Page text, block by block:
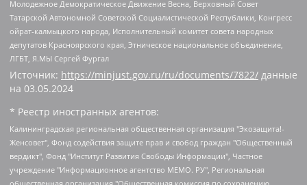
Молодежное Демократическое Движение Весна, Верховный Совет
Татарской Автономной Советской Социалистической Республики, Конгресс
ойрат-калмыцкого народа, Исполнительный комитет совета народных
депутатов Красноярского края, Этническое национальное объединение,
ЛГБТ, Я.МЫ Сергей Фургал
Источник: https://minjust.gov.ru/ru/documents/7822/ данные
на 03.05.2024
* Реестр иностранных агентов:
Калининградская региональная общественная организация "Экозащита!-Женсовет", Фонд содействия защите прав и свобод граждан "Общественный вердикт", Фонд "Институт Развития Свободы Информации", Частное учреждение "Информационное агентство МЕМО. РУ", Региональная общественная организация "Общественная комиссия по сохранению наследия академика Сахарова", Фонд поддержки свободы прессы, Санкт-Петербургская общественная правозащитная организация "Гражданский контроль", Межрегиональная общественная организация "Информационно-просветительский центр "Мемориал", Региональный Фонд "Центр Защиты Прав Средств Массовой Информации", с 05.12.2023 Фонд "Центр Защиты Прав Средств массовой информации", Региональная общественная благотворительная организация помощи беженцам и мигрантам "Гражданское содействие", Негосударственное образовательное учреждение дополнительного профессионального образования (повышение квалификации) специалистов "АКАДЕМИЯ ПО ПРАВАМ ЧЕЛОВЕКА", Свердловская региональная общественная организация "Сутяжник", Автономная некоммерческая организация "Центр независимых социологических исследований", Союз общественных объединений "Российский исследовательский центр по правам человека", Региональное общественное учреждение научно-информационный центр "МЕМОРИАЛ", Некоммерческая организация "Фонд защиты гласности", Автономная некоммерческая организация "Институт прав человека", Городская общественная организация "Екатеринбургское общество "МЕМОРИАЛ", Городская общественная организация "Рязанское историко-просветительское и правозащитное общество "Мемориал" (Рязанский Мемориал), Челябинский региональный орган общественной самодеятельности – женское общественное объединение "Женщины Евразии", Челябинский региональный орган общественной самодеятельности "Уральская правозащитная группа", Фонд содействия защите здоровья и социальной справедливости имени Андрея Рылькова, Автономная Некоммерческая Организация "Аналитический Центр Юрия Левады", Автономная некоммерческая организация социальной поддержки населения "Проект Апрель", Региональная общественная организация помощи женщинам и детям, находящимся в кризисной ситуации "Информационно-методический центр "Анна", Фонд содействия развитию массовых коммуникаций и правовому просвещению "Так-так-Так", Фонд содействия устойчивому развитию "Серебряная тайга", Свердловский региональный общественный фонд социальных проектов "Новое время", "Idel.Реалии", Кавказ.Реалии, Крым.Реалии, Телеканал Настоящее Время, Татаро-башкирская служба Радио Свобода (Azatliq Radiosi), Радио Свободная Европа/Радио Свобода (PCE/PC), "Сибирь.Реалии", "Фактограф", Благотворительный фонд помощи осужденным и их семьям, Автономная некоммерческая организация "Институт глобализации и социальных движений", Фонд "В защиту прав заключенных", Частное учреждение "Центр поддержки и содействия развитию средств массовой информации", Пензенский региональный общественный благотворительный фонд "Гражданский союз", "Север.Реалии", Некоммерческая организация Фонд "Правовая инициатива", Общество с ограниченной ответственностью "Радио Свободная Европа/Радио Свобода", Чешское информационное агентство "MEDIUM-ORIENT", Красноярская региональная общественная организация "Мы против СПИДа", Камалягин Денис Николаевич, Маркелов Сергей Евгеньевич, Пономарев Лев Александрович, Савицкая Людмила Алексеевна, Автономная некоммерческая организация "Центр по работе с проблемой насилия "НАСИЛИЮ.НЕТ", Межрегиональный профессиональный союз работников здравоохранения "Альянс врачей", Юридическое лицо, зарегистрированное в Латвийской Республике, SIA "Medusa Project" (регистрационный номер 40103797863, дата регистрации 10.06.2014), Некоммерческая организация "Фонд по борьбе с коррупцией", Автономная некоммерческая организация "Институт права и публичной политики", Баданин Роман Сергеевич, Гликин Максим Александрович, Железнова Мария Михайловна, Лукьянова Юлия Сергеевна, Маетная Елизавета Витальевна, Маняхин Петр Борисович, Чуракова Ольга Владимировна, Ярош Юлия Петровна, Юридическое лицо "The Insider SIA", зарегистрированное в Риге, Латвийская Республика (дата регистрации 26.06.2015), являющееся администратором доменного имени интернет-издания "The Insider SIA", https://theins.ru, Постернак Алексей Евгеньевич, Рубин Михаил Аркадьевич, Анин Роман Александрович, Юридическое лицо Istories fonds, зарегистрированное в Латвийской Республике (регистрационный номер 50008295751, дата регистрации 24.02.2020), Великовский Дмитрий Александрович, Долинина Ирина Николаевна, Мароховская Алеся Алексеевна, Шлейнов Роман Юрьевич, Шмагун Олеся Валентиновна, Общество с ограниченной ответственностью "Альтаир 2021", Общество с ограниченной ответственностью "Вега 2021", Общество с ограниченной ответственностью "Главный редактор 2021", Общество с ограниченной ответственностью "Ромашки монолит", Важенков Артем Валерьевич, Ивановская областная общественная организация "Центр гендерных исследований", Гурман Юрий Альбертович, Медиапроект "ОВД-Инфо", Егоров Владимир Владимирович, Жилинский Владимир Александрович, Общество с ограниченной ответственностью "ЗП", Иванова София Юрьевна, Карезина Инна Павловна, Кильтау Екатерина Викторовна, Петров Алексей Викторович, Пискунов Сергей Евгеньевич, Смирнов Сергей Сергеевич, Тихонов Михаил Сергеевич, Общество с ограниченной ответственностью "ЖУРНАЛИСТ-ИНОСТРАННЫЙ АГЕНТ", Арапова Галина Юрьевна, Вольтская Татьяна Анатольевна, Американская компания "Mason G.E.S. Anonymous Foundation" (США), являющаяся владельцем интернет-издания https://mnews.world/, Компания "Stichting Bellingcat", зарегистрированная в Нидерландах (дата регистрации 11.07.2018), Захаров Андрей Вячеславович, Клепиковская Екатерина Дмитриевна, Общество с ограниченной ответственностью "МЕМО", Перл Роман Александрович, Симонов Евгений Алексеевич, Соловьева Елена Анатольевна, Сотников Даниил Владимирович, Сурначева Елизавета Дмитриевна, Автономная некоммерческая организация по защите прав человека и информированию населения "Якутия – Наше Мнение", Общество с ограниченной ответственностью "Москоу диджитал медиа", с 26.01.2023 Общество с ограниченной ответственностью "Чайка Белые сады", Ветошкина Валерия Валерьевна, Заговора Максим Александрович, Межрегиональное общественное движение "Российская ЛГБТ - сеть", Оленичев Максим Владимирович, Павлов Иван Юрьевич, Скворцова Елена Сергеевна, Общество с ограниченной ответственностью "Как бы инагент", Кочетков Игорь Викторович, Общество с ограниченной ответственностью "Честные выборы", Еланчик Олег Александрович, Общество с ограниченной ответственностью "Нобелевский призыв", Гималова Регина Эмилевна, Григорьев Андрей Валерьевич, Григорьева Алина Александровна, Ассоциация по содействию защите прав призывников, альтернативнослужащих и военнослужащих "Правозащитная группа "Гражданин.Армия.Право", Хисамова Регина Фаритовна, Автономная некоммерческая организация по реализации социально-правовых программ "Лилит", Дальневосточное общественное движение "Маяк", Санкт-Петербургская ЛГБТ-инициативная группа "Выход", Инициативная группа ЛГБТ+ "Реверс", Алексеев Андрей Викторович, Бекбулатова Таисия Львовна, Беляев Иван Михайлович, Владыкина Елена Сергеевна, Гельман Марат Александрович, Никульшина Вероника Юрьевна, Толоконникова Надежда Андреевна, Шендерович Виктор Анатольевич, Общество с ограниченной ответственностью "Данное сообщение", Общество с ограниченной ответственностью Издательский дом "Новая глава", Айнбиндер Александра Александровна, Московский комьюнити-центр для ЛГБТ+инициатив, Благотворительный фонд развития филантропии, Deutsche Welle (Германия, Kurt-Schumacher-Strasse 3, 53113 Bonn), Борзунова Мария Михайловна, Воробьев Виктор Викторович, Голубева Анна Львовна, Константинова Алла Михайловна, Малкова Ирина Владимировна, Мурадов Мурад Абдулгалимович, Осетинская Елизавета Николаевна, Понасенков Евгений Николаевич, Ганапольский Матвей Юрьевич, Киселев Евгений Алексеевич, Борухович Ирина Григорьевна, Дремин Иван Тимофеевич, Дубровский Дмитрий Викторович, Красноярская региональная общественная организация поддержки и развития альтернативных образовательных технологий и межкультурных коммуникаций "ИНТЕРРА", Маяковская Екатерина Алексеевна, Фейгин Марк Захарович, Филимонов Андрей Викторович, Дзугкоева Регина Николаевна, Доброхотов Роман Александрович, Дудь Юрий Александрович, Елкин Сергей Владимирович, Кругликов Кирилл Игоревич, Сабунаева Мария Леонидовна, Семенов Алексей Владимирович, Шаинян Карен Багратович, Шульман Екатерина Михайловна, Асафьев Артур Валерьевич, Вахштайн Виктор Семенович, Венедиктов Алексей Алексеевич, Лушникова Екатерина Евгеньевна, Волков Леонид Михайлович, Невзоров Александр Глебович, Пархоменко Сергей Борисович, Сироткин Ярослав Николаевич, Кара-Мурза Владимир Владимирович, Баранова Наталья Владимировна, Гозман Леонид Яковлевич, Кагарлицкий Борис Юльевич, Климарев Михаил Валерьевич, Милов Владимир Станиславович, Автономная некоммерческая организация Краснодарский центр современного искусства "Типография", Моргенштерн Алишер Тагирович, Соболь Любовь Эдуардовна, Общество с ограниченной ответственностью "ЛИЗА НОРМ", Каспаров Гарри Кимович, Ходорковский Михаил Борисович, Общество с ограниченной ответственностью "Апрельские тезисы", Данилович Ирина Брониславовна, Кашин Олег Владимирович, Петров Николай Владимирович, Пивоваров Алексей Владимирович, Соколов Михаил Владимирович, Цветкова Юлия Владимировна, Чичваркин Евгений Александрович, Комитет против пыток/Команда против пыток, Общество с ограниченной ответственностью "Первый научный", Общество с ограниченной ответственностью "Вертолет и ко", Белоцерковская Вероника Борисовна, Кац Максим Евгеньевич, Лазарева Татьяна Юрьевна, Шаведдинов Руслан Табризович, Яшин Илья Валерьевич, Общество с ограниченной ответственностью "Иноагент ААВ", Алешковский Дмитрий Петрович, Альбац Евгения Марковна, Быков Дмитрий Львович, Галямина Юлия Евгеньевна, Лойко Сергей Леонидович, Мартынов Кирилл Константинович, Медведев Сергей Александрович, Крашенинников Федор Геннадиевич, Гордеева Катерина Вл